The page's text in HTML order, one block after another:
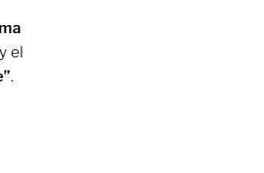
el
.